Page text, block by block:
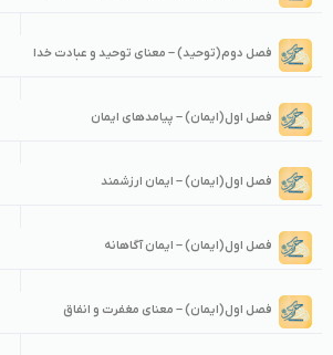
فصل دوم(توحید) – معنای توحید و عبادت خدا
فصل اول(ایمان) – پیامدهای ایمان
فصل اول(ایمان) – ایمان ارزشمند
فصل اول(ایمان) – ایمان آگاهانه
فصل اول(ایمان) – معنای مغفرت و انفاق